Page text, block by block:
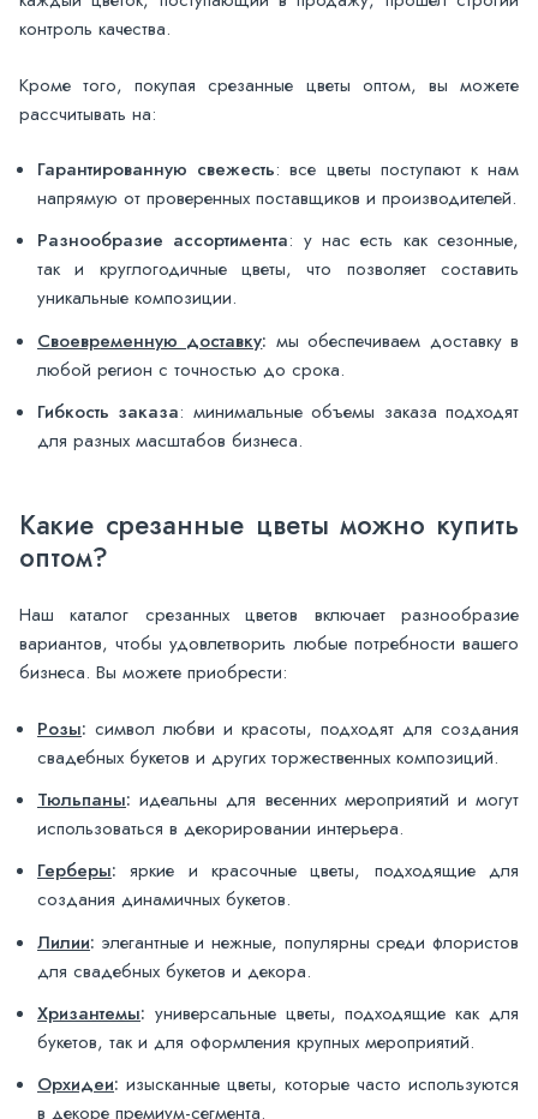
контроль качества.
Кроме того, покупая срезанные цветы оптом, вы можете
рассчитывать на:
Гарантированную свежесть: все цветы поступают к нам
напрямую от проверенных поставщиков и производителей.
Разнообразие ассортимента: у нас есть как сезонные,
так и круглогодичные цветы, что позволяет составить
уникальные композиции.
Своевременную доставку: мы обеспечиваем доставку в
любой регион с точностью до срока.
Гибкость заказа: минимальные объемы заказа подходят
для разных масштабов бизнеса.
Какие срезанные цветы можно купить
оптом?
Наш каталог срезанных цветов включает разнообразие
вариантов, чтобы удовлетворить любые потребности вашего
бизнеса. Вы можете приобрести:
Розы: символ любви и красоты, подходят для создания
свадебных букетов и других торжественных композиций.
Тюльпаны: идеальны для весенних мероприятий и могут
использоваться в декорировании интерьера.
Герберы: яркие и красочные цветы, подходящие для
создания динамичных букетов.
Лилии: элегантные и нежные, популярны среди флористов
для свадебных букетов и декора.
Хризантемы: универсальные цветы, подходящие как для
букетов, так и для оформления крупных мероприятий.
Орхидеи: изысканные цветы, которые часто используются
в декоре премиум-сегмента.